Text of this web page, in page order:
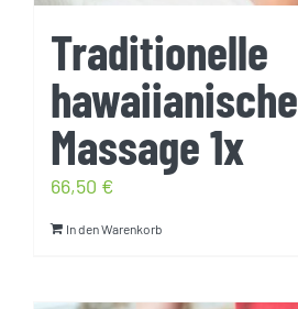
Traditionelle
hawaiianische
Massage 1x
66,50 €
In den Warenkorb